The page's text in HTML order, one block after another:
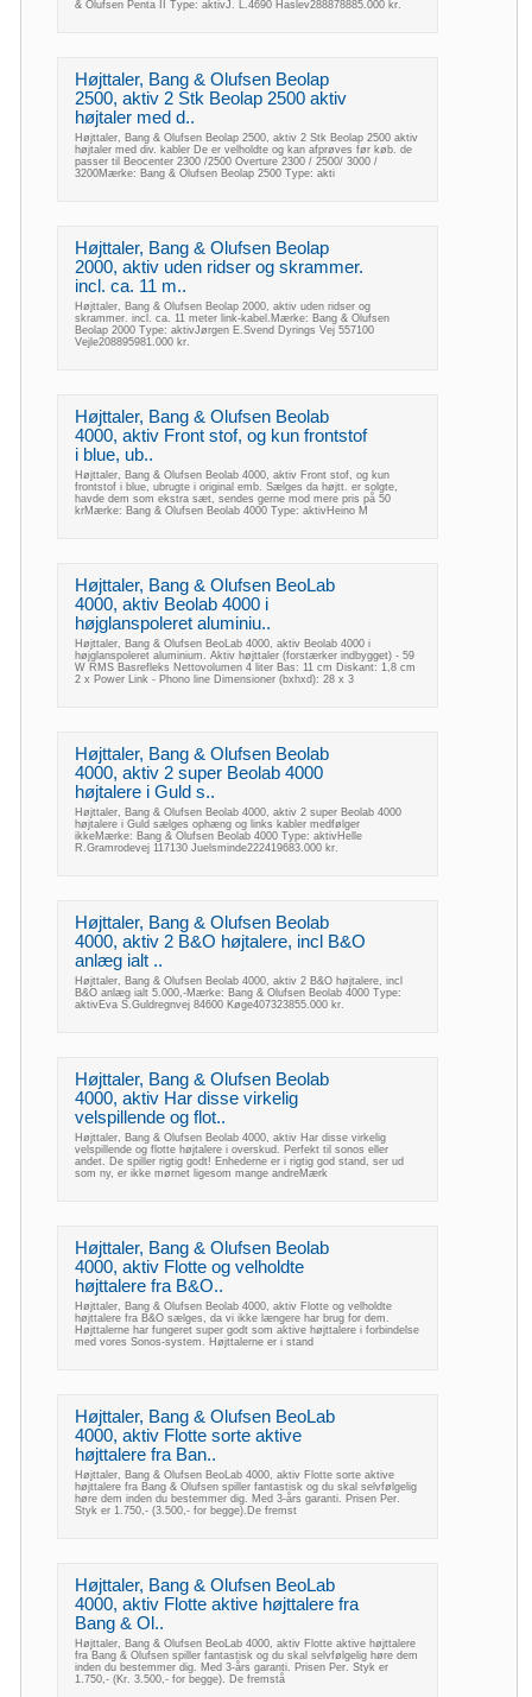
& Olufsen Penta II Type: aktivJ. L.4690 Haslev288878885.000 kr.
Højttaler, Bang & Olufsen Beolap
2500, aktiv 2 Stk Beolap 2500 aktiv
højtaler med d..
Højttaler, Bang & Olufsen Beolap 2500, aktiv 2 Stk Beolap 2500 aktiv
højtaler med div. kabler De er velholdte og kan afprøves før køb. de
passer til Beocenter 2300 /2500 Overture 2300 / 2500/ 3000 /
3200Mærke: Bang & Olufsen Beolap 2500 Type: akti
Højttaler, Bang & Olufsen Beolap
2000, aktiv uden ridser og skrammer.
incl. ca. 11 m..
Højttaler, Bang & Olufsen Beolap 2000, aktiv uden ridser og
skrammer. incl. ca. 11 meter link-kabel.Mærke: Bang & Olufsen
Beolap 2000 Type: aktivJørgen E.Svend Dyrings Vej 557100
Vejle208895981.000 kr.
Højttaler, Bang & Olufsen Beolab
4000, aktiv Front stof, og kun frontstof
i blue, ub..
Højttaler, Bang & Olufsen Beolab 4000, aktiv Front stof, og kun
frontstof i blue, ubrugte i original emb. Sælges da højtt. er solgte,
havde dem som ekstra sæt, sendes gerne mod mere pris på 50
krMærke: Bang & Olufsen Beolab 4000 Type: aktivHeino M
Højttaler, Bang & Olufsen BeoLab
4000, aktiv Beolab 4000 i
højglanspoleret aluminiu..
Højttaler, Bang & Olufsen BeoLab 4000, aktiv Beolab 4000 i
højglanspoleret aluminium. Aktiv højttaler (forstærker indbygget) - 59
W RMS Basrefleks Nettovolumen 4 liter Bas: 11 cm Diskant: 1,8 cm
2 x Power Link - Phono line Dimensioner (bxhxd): 28 x 3
Højttaler, Bang & Olufsen Beolab
4000, aktiv 2 super Beolab 4000
højtalere i Guld s..
Højttaler, Bang & Olufsen Beolab 4000, aktiv 2 super Beolab 4000
højtalere i Guld sælges ophæng og links kabler medfølger
ikkeMærke: Bang & Olufsen Beolab 4000 Type: aktivHelle
R.Gramrodevej 117130 Juelsminde222419683.000 kr.
Højttaler, Bang & Olufsen Beolab
4000, aktiv 2 B&O højtalere, incl B&O
anlæg ialt ..
Højttaler, Bang & Olufsen Beolab 4000, aktiv 2 B&O højtalere, incl
B&O anlæg ialt 5.000,-Mærke: Bang & Olufsen Beolab 4000 Type:
aktivEva S.Guldregnvej 84600 Køge407323855.000 kr.
Højttaler, Bang & Olufsen Beolab
4000, aktiv Har disse virkelig
velspillende og flot..
Højttaler, Bang & Olufsen Beolab 4000, aktiv Har disse virkelig
velspillende og flotte højtalere i overskud. Perfekt til sonos eller
andet. De spiller rigtig godt! Enhederne er i rigtig god stand, ser ud
som ny, er ikke mørnet ligesom mange andreMærk
Højttaler, Bang & Olufsen Beolab
4000, aktiv Flotte og velholdte
højttalere fra B&O..
Højttaler, Bang & Olufsen Beolab 4000, aktiv Flotte og velholdte
højttalere fra B&O sælges, da vi ikke længere har brug for dem.
Højttalerne har fungeret super godt som aktive højttalere i forbindelse
med vores Sonos-system. Højttalerne er i stand
Højttaler, Bang & Olufsen BeoLab
4000, aktiv Flotte sorte aktive
højttalere fra Ban..
Højttaler, Bang & Olufsen BeoLab 4000, aktiv Flotte sorte aktive
højttalere fra Bang & Olufsen spiller fantastisk og du skal selvfølgelig
høre dem inden du bestemmer dig. Med 3-års garanti. Prisen Per.
Styk er 1.750,- (3.500,- for begge).De fremst
Højttaler, Bang & Olufsen BeoLab
4000, aktiv Flotte aktive højttalere fra
Bang & Ol..
Højttaler, Bang & Olufsen BeoLab 4000, aktiv Flotte aktive højttalere
fra Bang & Olufsen spiller fantastisk og du skal selvfølgelig høre dem
inden du bestemmer dig. Med 3-års garanti. Prisen Per. Styk er
1.750,- (Kr. 3.500,- for begge). De fremstå